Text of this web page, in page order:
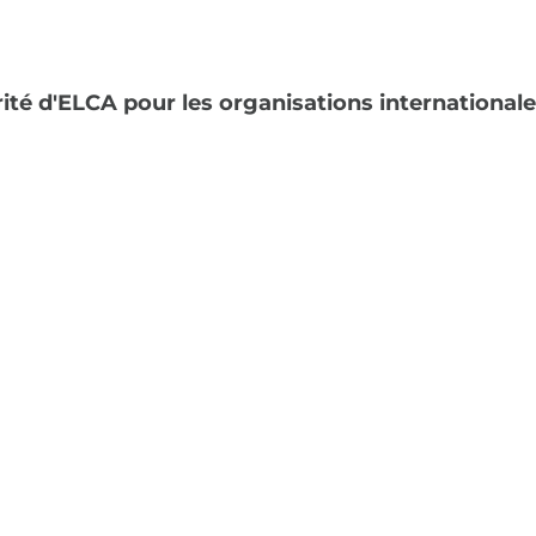
d'ELCA pour les organisations